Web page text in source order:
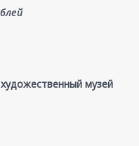
музей